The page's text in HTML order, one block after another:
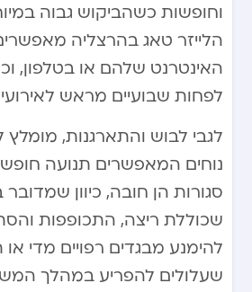
וחופשות כשהביקוש גבוה
הלייזר טאג בהרצליה
האינטרנט שלהם או בטלפון,
לפחות שבועיים מראש
לגבי לבוש והתארגנות, מומלץ
נוחים המאפשרים תנועה
סגורות הן חובה, כיוון שמדובר
שכוללת ריצה, התכופפות
להימנע מבגדים רפויים מדי
שעלולים להפריע במהלך